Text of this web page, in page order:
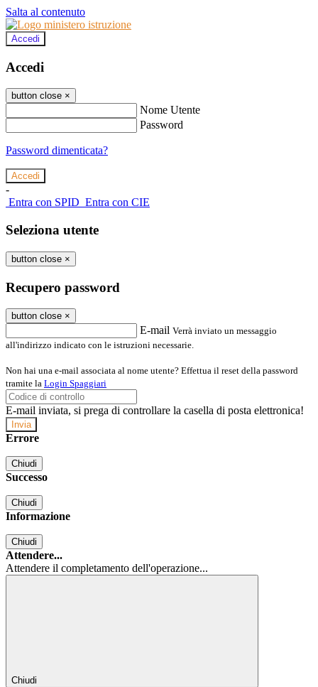
Salta al contenuto
Accedi
Accedi
button close ×
Nome Utente
Password
Password dimenticata?
-
Entra con SPID Entra con CIE
Seleziona utente
button close ×
Recupero password
button close ×
E-mail Verrà inviato un messaggio
all'indirizzo indicato con le istruzioni necessarie.
Non hai una e-mail associata al nome utente? Effettua il reset della password
tramite la Login Spaggiari
E-mail inviata, si prega di controllare la casella di posta elettronica!
Errore
Chiudi
Successo
Chiudi
Informazione
Chiudi
Attendere...
Attendere il completamento dell'operazione...
Chiudi